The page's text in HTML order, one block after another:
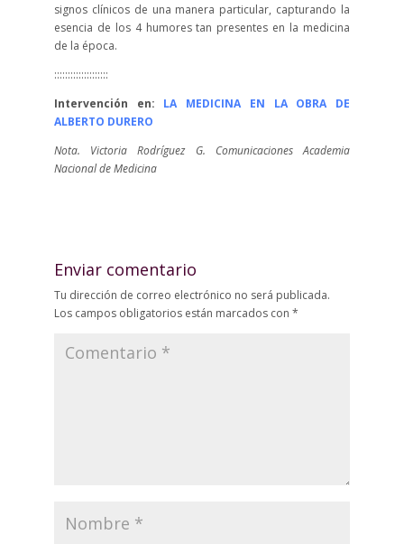
signos clínicos de una manera particular, capturando la
esencia de los 4 humores tan presentes en la medicina
de la época.
::::::::::::::::::::
Intervención en: LA MEDICINA EN LA OBRA DE
ALBERTO DURERO
Nota. Victoria Rodríguez G. Comunicaciones Academia
Nacional de Medicina
Enviar comentario
Tu dirección de correo electrónico no será publicada.
Los campos obligatorios están marcados con *